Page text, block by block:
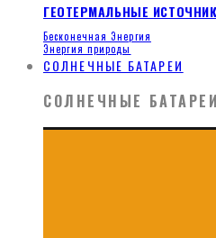
ГЕОТЕРМАЛЬНЫЕ
Бесконечная Энергия
Энергия природы
СОЛНЕЧНЫЕ БАТАРЕИ
СОЛНЕЧНЫЕ БАТАРЕИ